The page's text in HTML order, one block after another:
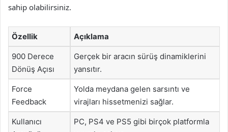
sahip olabilirsiniz.
Özellik Açıklama
900 Derece
Dönüş Açısı
Gerçek bir aracın sürüş dinamiklerini
yansıtır.
Force
Feedback
Yolda meydana gelen sarsıntı ve
virajları hissetmenizi sağlar.
Kullanıcı
PC, PS4 ve PS5 gibi birçok platformla